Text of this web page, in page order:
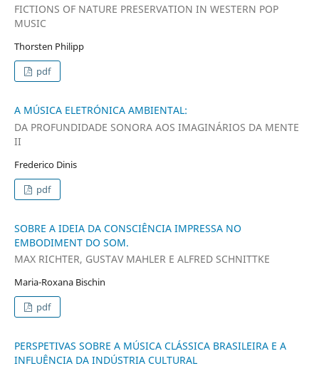
FICTIONS OF NATURE PRESERVATION IN WESTERN POP
MUSIC
Thorsten Philipp
pdf
A MÚSICA ELETRÓNICA AMBIENTAL:
DA PROFUNDIDADE SONORA AOS IMAGINÁRIOS DA MENTE
II
Frederico Dinis
pdf
SOBRE A IDEIA DA CONSCIÊNCIA IMPRESSA NO
EMBODIMENT DO SOM.
MAX RICHTER, GUSTAV MAHLER E ALFRED SCHNITTKE
Maria-Roxana Bischin
pdf
PERSPETIVAS SOBRE A MÚSICA CLÁSSICA BRASILEIRA E A
INFLUÊNCIA DA INDÚSTRIA CULTURAL